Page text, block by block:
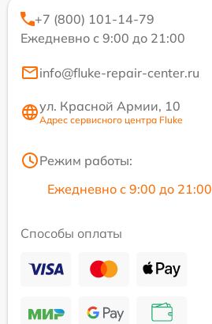
+7 (800) 101-14-79
Ежедневно с 9:00 до 21:00
info@fluke-repair-center.ru
ул. Красной Армии, 10
Адрес сервисного центра Fluke
Режим работы:
Ежедневно с 9:00 до 21:00
Способы оплаты